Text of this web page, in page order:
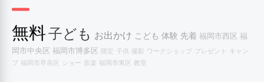
無料子ども お出かけ こども 体験 先着 福岡市西区 福
岡市中央区 福岡市博多区 限定 子供 撮影 ワークショップ プレゼント キャン
プ 福岡市早良区 ショー 音楽 福岡市東区 教室